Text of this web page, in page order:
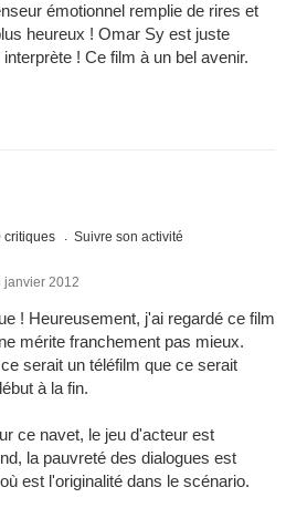
émotionnel remplie de rires et
heureux ! Omar Sy est juste
! Ce film à un bel avenir.
critiques Suivre son activité
janvier 2012
! Heureusement, j'ai regardé ce film
mérite franchement pas mieux.
serait un téléfilm que ce serait
à la fin.
ce navet, le jeu d'acteur est
la pauvreté des dialogues est
est l'originalité dans le scénario.